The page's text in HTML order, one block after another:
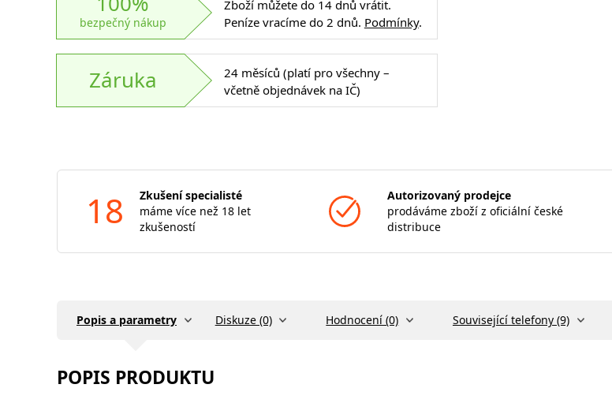
bezpečný nákup
Zboží můžete do 14 dnů vrátit.
Peníze vracíme do 2 dnů. Podmínky.
Záruka
24 měsíců (platí pro všechny –
včetně objednávek na IČ)
18
Zkušení specialisté
máme více než 18 let
zkušeností
Autorizovaný prodejce
prodáváme zboží z oficiální české
distribuce
Popis a parametry Diskuze (0) Hodnocení (0) Související telefony (9)
POPIS PRODUKTU